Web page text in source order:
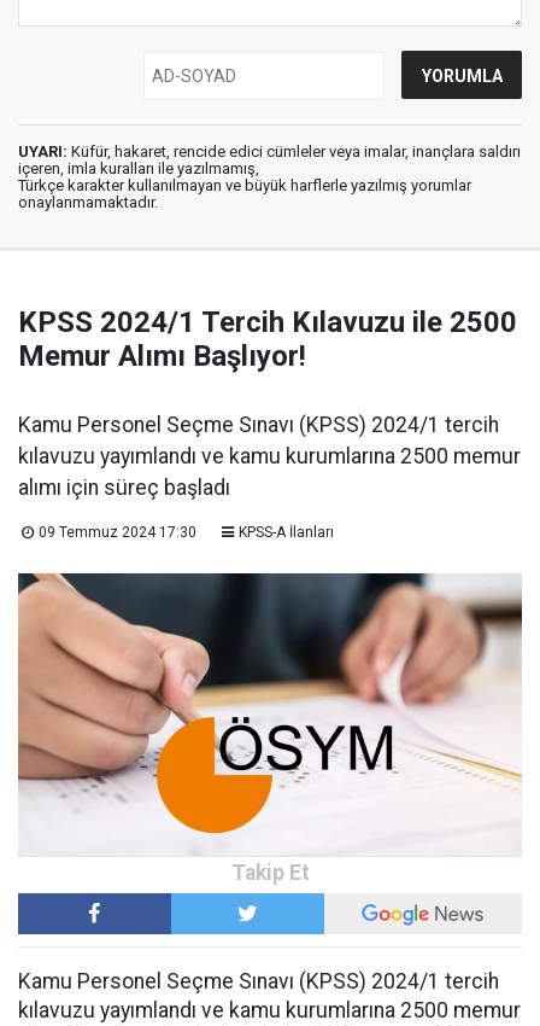
UYARI: Küfür, hakaret, rencide edici cümleler veya imalar, inançlara saldırı
içeren, imla kuralları ile yazılmamış,
Türkçe karakter kullanılmayan ve büyük harflerle yazılmış yorumlar
onaylanmamaktadır.
KPSS 2024/1 Tercih Kılavuzu ile 2500
Memur Alımı Başlıyor!
Kamu Personel Seçme Sınavı (KPSS) 2024/1 tercih
kılavuzu yayımlandı ve kamu kurumlarına 2500 memur
alımı için süreç başladı
09 Temmuz 2024 17:30 KPSS-A İlanları
Kamu Personel Seçme Sınavı (KPSS) 2024/1 tercih
kılavuzu yayımlandı ve kamu kurumlarına 2500 memur